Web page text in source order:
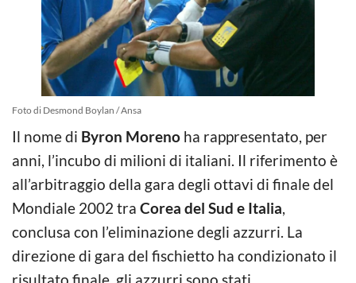
Foto di Desmond Boylan / Ansa
Il nome di Byron Moreno ha rappresentato, per
anni, l’incubo di milioni di italiani. Il riferimento è
all’arbitraggio della gara degli ottavi di finale del
Mondiale 2002 tra Corea del Sud e Italia,
conclusa con l’eliminazione degli azzurri. La
direzione di gara del fischietto ha condizionato il
risultato finale, gli azzurri sono stati